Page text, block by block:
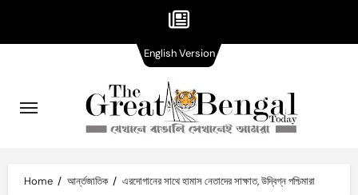
content
Home আর্ন্তজাতিক এরদোগানের সাথে হামাস নেতাদের সাক্ষাত, উদ্বিগ্ন পশ্চিমারা
English VersionVersion